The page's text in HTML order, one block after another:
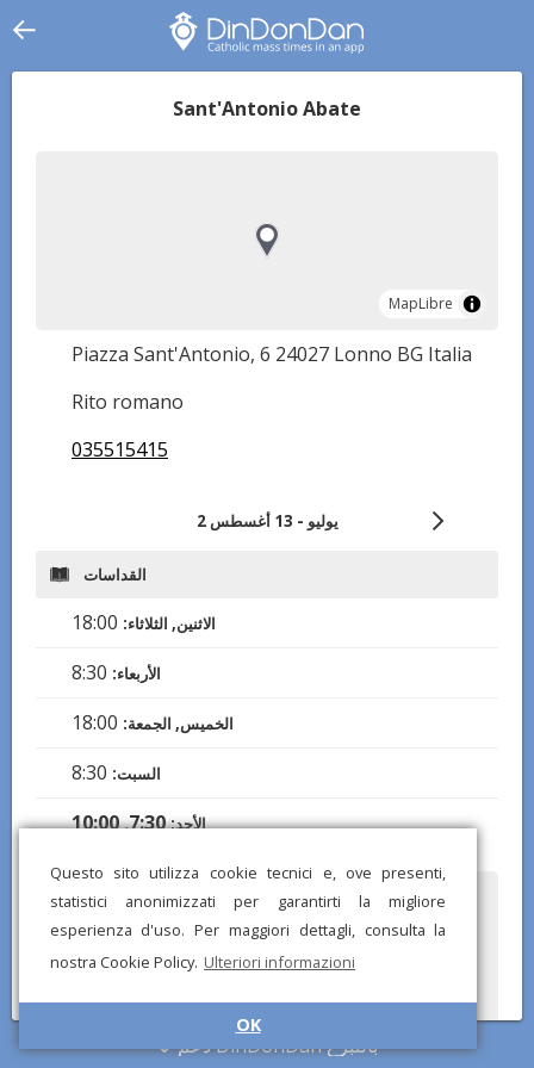
Questo sito utilizza cookie tecnici e, ove presenti,
statistici anonimizzati per garantirti la migliore
esperienza d'uso. Per maggiori dettagli, consulta la
nostra Cookie Policy. Ulteriori informazioni
OK
Sant'Antonio Abate
MapLibre
MapLibre
Piazza Sant'Antonio, 6 24027 Lonno BG Italia
Rito romano
035515415
2 يوليو - 13 أغسطس
القداسات
الاثنين, الثلاثاء:
الأربعاء:
الخميس, الجمعة:
السبت:
الأحد: 7:30
,
10:00
هل لاحظت أي معلومات خاطئة أو مفقودة؟ أرسل لنا تقريرًا وسنصحح في
أقرب وقت ممكن!
© تطبيق DinDonDan 2026 – أضف إلى موقعك الإلكتروني
دعم DinDonDan بالتبرع